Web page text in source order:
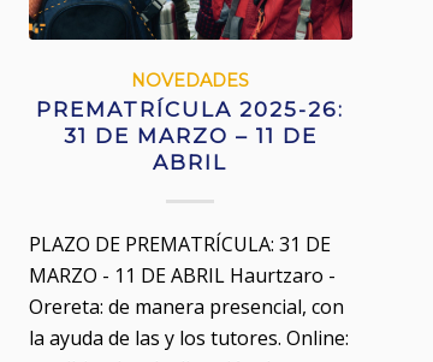
NOVEDADES
PREMATRÍCULA 2025-26:
31 DE MARZO – 11 DE
ABRIL
PLAZO DE PREMATRÍCULA: 31 DE
MARZO - 11 DE ABRIL Haurtzaro -
Orereta: de manera presencial, con
la ayuda de las y los tutores. Online: